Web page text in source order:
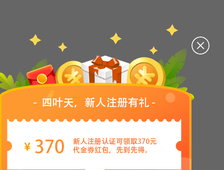
灵活的计费方式，适配多种业务需求